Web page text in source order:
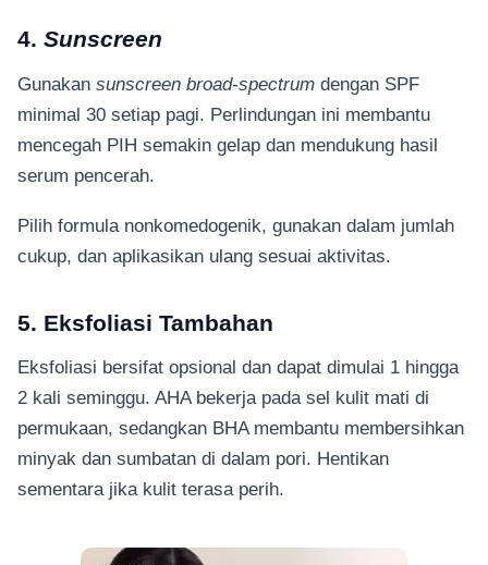
4. Sunscreen
Gunakan sunscreen broad-spectrum dengan SPF
minimal 30 setiap pagi. Perlindungan ini membantu
mencegah PIH semakin gelap dan mendukung hasil
serum pencerah.
Pilih formula nonkomedogenik, gunakan dalam jumlah
cukup, dan aplikasikan ulang sesuai aktivitas.
5. Eksfoliasi Tambahan
Eksfoliasi bersifat opsional dan dapat dimulai 1 hingga
2 kali seminggu. AHA bekerja pada sel kulit mati di
permukaan, sedangkan BHA membantu membersihkan
minyak dan sumbatan di dalam pori. Hentikan
sementara jika kulit terasa perih.